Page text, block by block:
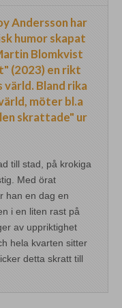
Andersson har
humor skapat
Blomkvist
(2023) en rikt
Bland rika
möter bl.a
skrattade" ur
till stad, på krokiga
Med örat
han en dag en
i en liten rast på
av uppriktighet
hela kvarten sitter
detta skratt till